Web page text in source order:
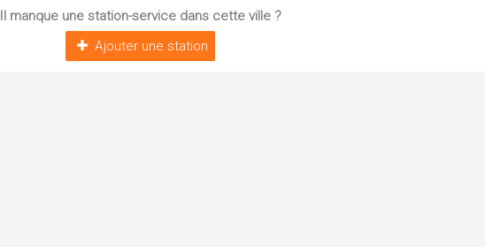
Il manque une station-service dans cette ville ?
Ajouter une station